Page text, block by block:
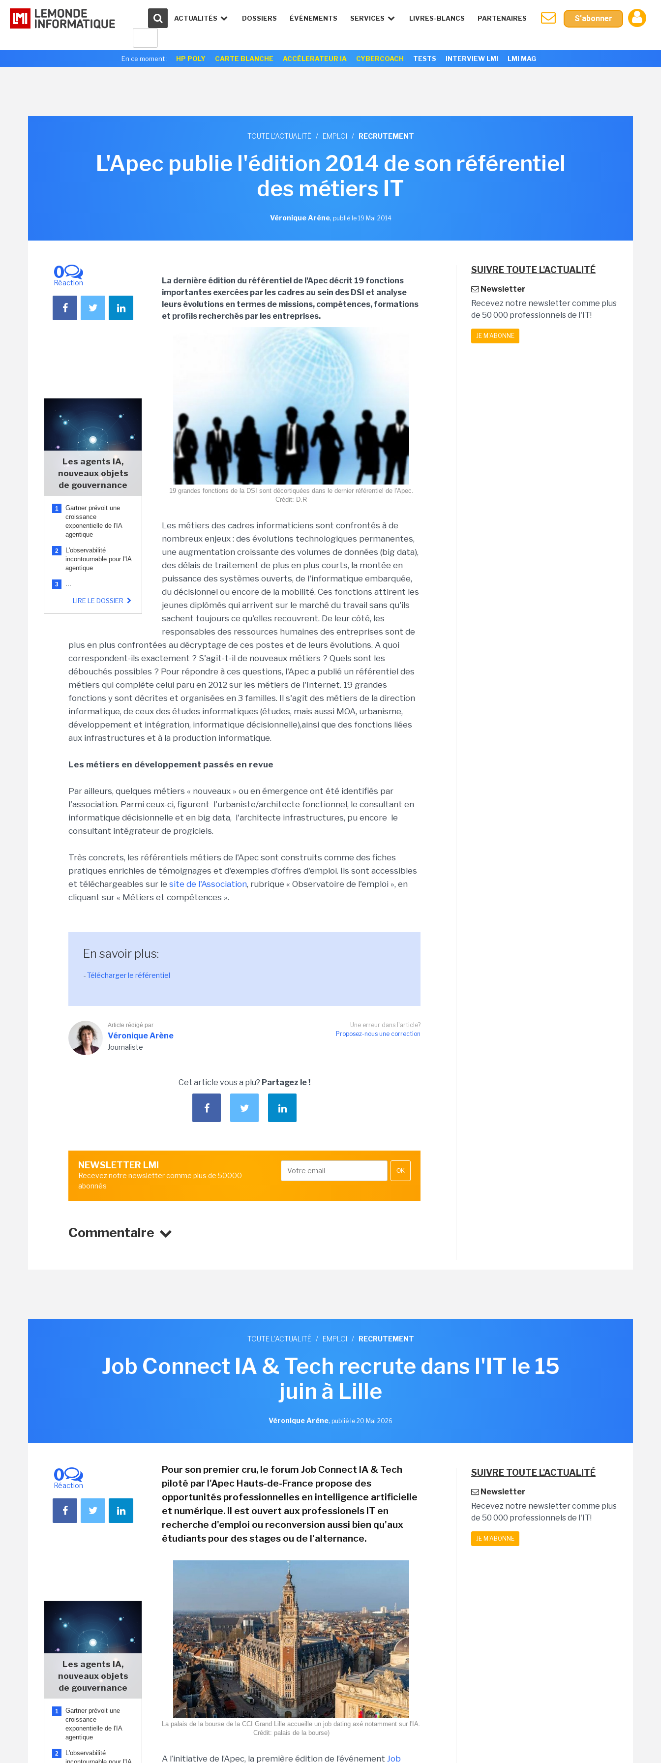
ACTUALITÉS DOSSIERS ÉVÉNEMENTS SERVICES LIVRES-BLANCS PARTENAIRES S'abonner
En ce moment : HP POLY CARTE BLANCHE ACCÉLERATEUR IA CYBERCOACH TESTS INTERVIEW LMI LMI MAG
TOUTE L'ACTUALITÉ / EMPLOI / RECRUTEMENT
L'Apec publie l'édition 2014 de son référentiel
des métiers IT
Véronique Arène, publié le 19 Mai 2014
0
Réaction
Les agents IA,
nouveaux objets
de gouvernance
1
Gartner prévoit une
croissance
exponentielle de l'IA
agentique
2
L'observabilité
incontournable pour l'IA
agentique
3 ...
LIRE LE DOSSIER
La dernière édition du référentiel de l'Apec décrit 19 fonctions
importantes exercées par les cadres au sein des DSI et analyse
leurs évolutions en termes de missions, compétences, formations
et profils recherchés par les entreprises.
19 grandes fonctions de la DSI sont décortiquées dans le dernier référentiel de l'Apec.
Crédit: D.R
Les métiers des cadres informaticiens sont confrontés à de
nombreux enjeux : des évolutions technologiques permanentes,
une augmentation croissante des volumes de données (big data),
des délais de traitement de plus en plus courts, la montée en
puissance des systèmes ouverts, de l'informatique embarquée,
du décisionnel ou encore de la mobilité. Ces fonctions attirent les
jeunes diplômés qui arrivent sur le marché du travail sans qu'ils
sachent toujours ce qu'elles recouvrent. De leur côté, les
responsables des ressources humaines des entreprises sont de
plus en plus confrontées au décryptage de ces postes et de leurs évolutions. A quoi
correspondent-ils exactement ? S'agit-t-il de nouveaux métiers ? Quels sont les
débouchés possibles ? Pour répondre à ces questions, l'Apec a publié un référentiel des
métiers qui complète celui paru en 2012 sur les métiers de l'Internet. 19 grandes
fonctions y sont décrites et organisées en 3 familles. Il s'agit des métiers de la direction
informatique, de ceux des études informatiques (études, mais aussi MOA, urbanisme,
développement et intégration, informatique décisionnelle),ainsi que des fonctions liées
aux infrastructures et à la production informatique.
Les métiers en développement passés en revue
Par ailleurs, quelques métiers « nouveaux » ou en émergence ont été identifiés par
l'association. Parmi ceux-ci, figurent l'urbaniste/architecte fonctionnel, le consultant en
informatique décisionnelle et en big data, l'architecte infrastructures, pu encore le
consultant intégrateur de progiciels.
Très concrets, les référentiels métiers de l'Apec sont construits comme des fiches
pratiques enrichies de témoignages et d'exemples d'offres d'emploi. Ils sont accessibles
et téléchargeables sur le site de l'Association, rubrique « Observatoire de l'emploi », en
cliquant sur « Métiers et compétences ».
En savoir plus:
-Télécharger le référentiel
Une erreur dans l'article?
Proposez-nous une correction
Article rédigé par
Véronique Arène
Journaliste
Cet article vous a plu? Partagez le !
NEWSLETTER LMI
Recevez notre newsletter comme plus de 50000
abonnés
OK
Commentaire
SUIVRE TOUTE L'ACTUALITÉ
Newsletter
Recevez notre newsletter comme plus
de 50 000 professionnels de l'IT!
JE M'ABONNE
TOUTE L'ACTUALITÉ / EMPLOI / RECRUTEMENT
Job Connect IA & Tech recrute dans l'IT le 15
juin à Lille
Véronique Arène, publié le 20 Mai 2026
0
Réaction
Les agents IA,
nouveaux objets
de gouvernance
1
Gartner prévoit une
croissance
exponentielle de l'IA
agentique
2
L'observabilité
Pour son premier cru, le forum Job Connect IA & Tech
piloté par l'Apec Hauts-de-France propose des
opportunités professionnelles en intelligence artificielle
et numérique. Il est ouvert aux professionels IT en
recherche d'emploi ou reconversion aussi bien qu'aux
étudiants pour des stages ou de l'alternance.
La palais de la bourse de la CCI Grand Lille accueille un job dating axé notamment sur l'IA.
Crédit: palais de la bourse)
A l’initiative de l’Apec, la première édition de l’événement Job
SUIVRE TOUTE L'ACTUALITÉ
Newsletter
Recevez notre newsletter comme plus
de 50 000 professionnels de l'IT!
JE M'ABONNE